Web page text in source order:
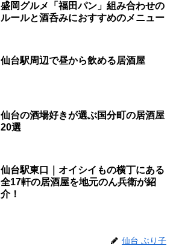
盛岡グルメ「福田パン」組み合わせの
ルールと酒呑みにおすすめのメニュー
仙台駅周辺で昼から飲める居酒屋
仙台の酒場好きが選ぶ国分町の居酒屋
20選
仙台駅東口｜オイシイもの横丁にある
全17軒の居酒屋を地元のん兵衛が紹
介！
仙台 ぶり子